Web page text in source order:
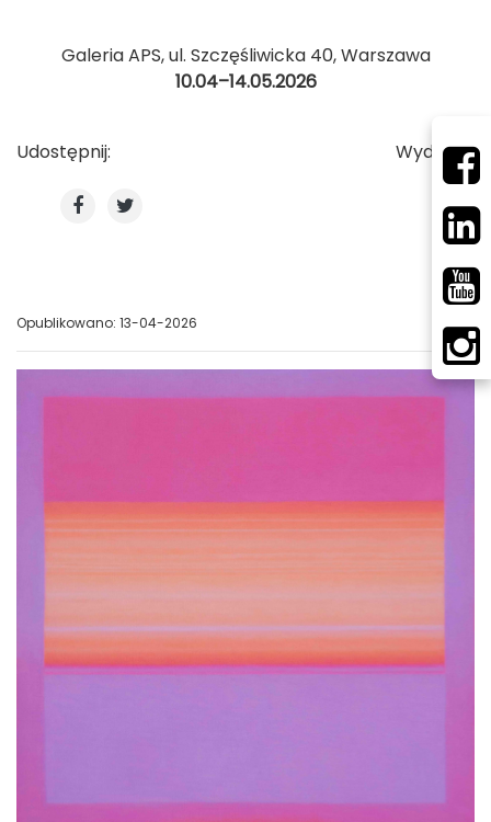
Galeria APS, ul. Szczęśliwicka 40, Warszawa
10.04–14.05.2026
Udostępnij: Wydrukuj
Opublikowano: 13-04-2026